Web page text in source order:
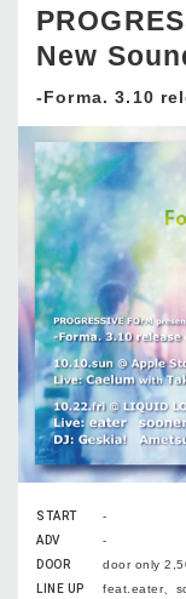
16
17
23
24
30
31
New
-Forma. 3.10
START
-
ADV
-
DOOR
door only
LINE UP
feat.eater、